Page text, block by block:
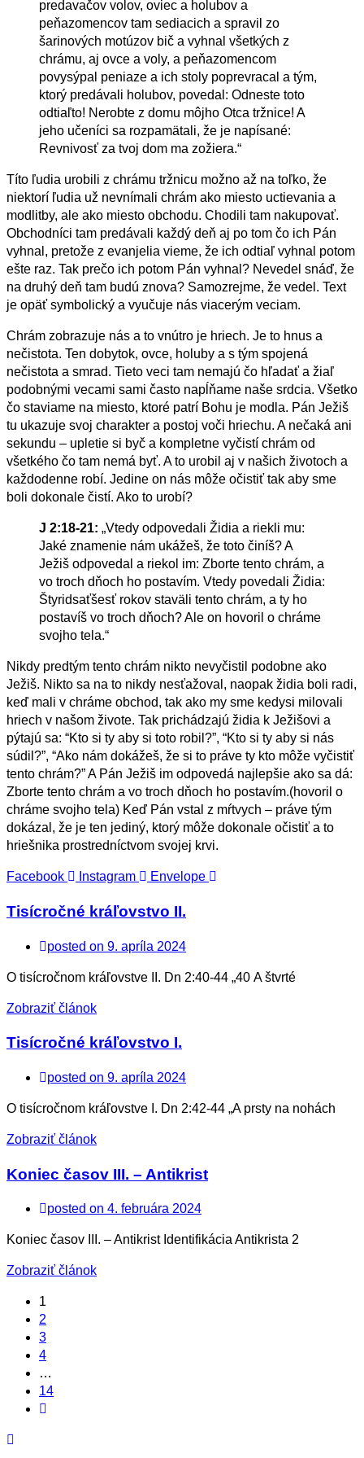
predavačov volov, oviec a holubov a
peňazomencov tam sediacich a spravil zo
šarinových motúzov bič a vyhnal všetkých z
chrámu, aj ovce a voly, a peňazomencom
povysýpal peniaze a ich stoly poprevracal a tým,
ktorý predávali holubov, povedal: Odneste toto
odtiaľto! Nerobte z domu môjho Otca tržnice! A
jeho učeníci sa rozpamätali, že je napísané:
Revnivosť za tvoj dom ma zožiera.“
Títo ľudia urobili z chrámu tržnicu možno až na toľko, že
niektorí ľudia už nevnímali chrám ako miesto uctievania a
modlitby, ale ako miesto obchodu. Chodili tam nakupovať.
Obchodníci tam predávali každý deň aj po tom čo ich Pán
vyhnal, pretože z evanjelia vieme, že ich odtiaľ vyhnal potom
ešte raz. Tak prečo ich potom Pán vyhnal? Nevedel snáď, že
na druhý deň tam budú znova? Samozrejme, že vedel. Text
je opäť symbolický a vyučuje nás viacerým veciam.
Chrám zobrazuje nás a to vnútro je hriech. Je to hnus a
nečistota. Ten dobytok, ovce, holuby a s tým spojená
nečistota a smrad. Tieto veci tam nemajú čo hľadať a žiaľ
podobnými vecami sami často napĺňame naše srdcia. Všetko
čo staviame na miesto, ktoré patrí Bohu je modla. Pán Ježiš
tu ukazuje svoj charakter a postoj voči hriechu. A nečaká ani
sekundu – upletie si byč a kompletne vyčistí chrám od
všetkého čo tam nemá byť. A to urobil aj v našich životoch a
každodenne robí. Jedine on nás môže očistiť tak aby sme
boli dokonale čistí. Ako to urobí?
J 2:18-21: „Vtedy odpovedali Židia a riekli mu:
Jaké znamenie nám ukážeš, že toto činíš? A
Ježiš odpovedal a riekol im: Zborte tento chrám, a
vo troch dňoch ho postavím. Vtedy povedali Židia:
Štyridsaťšesť rokov staväli tento chrám, a ty ho
postavíš vo troch dňoch? Ale on hovoril o chráme
svojho tela.“
Nikdy predtým tento chrám nikto nevyčistil podobne ako
Ježiš. Nikto sa na to nikdy nesťažoval, naopak židia boli radi,
keď mali v chráme obchod, tak ako my sme kedysi milovali
hriech v našom živote. Tak prichádzajú židia k Ježišovi a
pýtajú sa: “Kto si ty aby si toto robil?”, “Kto si ty aby si nás
súdil?”, “Ako nám dokážeš, že si to práve ty kto môže vyčistiť
tento chrám?” A Pán Ježiš im odpovedá najlepšie ako sa dá:
Zborte tento chrám a vo troch dňoch ho postavím.(hovoril o
chráme svojho tela) Keď Pán vstal z mŕtvych – práve tým
dokázal, že je ten jediný, ktorý môže dokonale očistiť a to
hriešnika prostredníctvom svojej krvi.
Facebook Instagram Envelope
Tisícročné kráľovstvo II.
posted on 9. apríla 2024
O tisícročnom kráľovstve II. Dn 2:40-44 „40 A štvrté
Zobraziť článok
Tisícročné kráľovstvo I.
posted on 9. apríla 2024
O tisícročnom kráľovstve I. Dn 2:42-44 „A prsty na nohách
Zobraziť článok
Koniec časov III. – Antikrist
posted on 4. februára 2024
Koniec časov III. – Antikrist Identifikácia Antikrista 2
Zobraziť článok
1
2
3
4
…
14